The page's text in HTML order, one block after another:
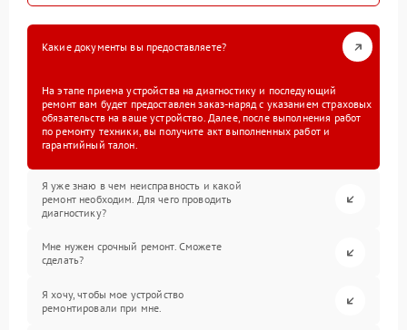
Какие документы вы предоставляете?
На этапе приема устройства на диагностику и последующий
ремонт вам будет предоставлен заказ-наряд с указанием страховых
обязательств на ваше устройство. Далее, после выполнения работ
по ремонту техники, вы получите акт выполненных работ и
гарантийный талон.
Я уже знаю в чем неисправность и какой
ремонт необходим. Для чего проводить
диагностику?
Мне нужен срочный ремонт. Сможете
сделать?
Я хочу, чтобы мое устройство
ремонтировали при мне.